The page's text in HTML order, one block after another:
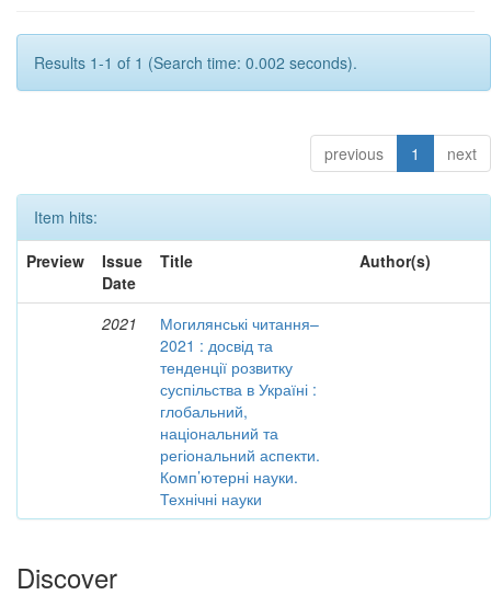
Results 1-1 of 1 (Search time: 0.002 seconds).
previous 1 next
Item hits:
Preview
Issue
Date
Title Author(s)
2021
Могилянські читання–
2021 : досвід та
тенденції розвитку
суспільства в Україні :
глобальний,
національний та
регіональний аспекти.
Комп’ютерні науки.
Технічні науки
Discover